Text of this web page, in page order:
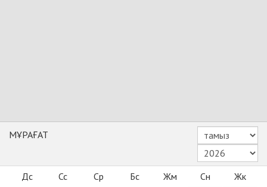
МҰРАҒАТ
Дс Сс Ср Бс Жм Сн
Жк